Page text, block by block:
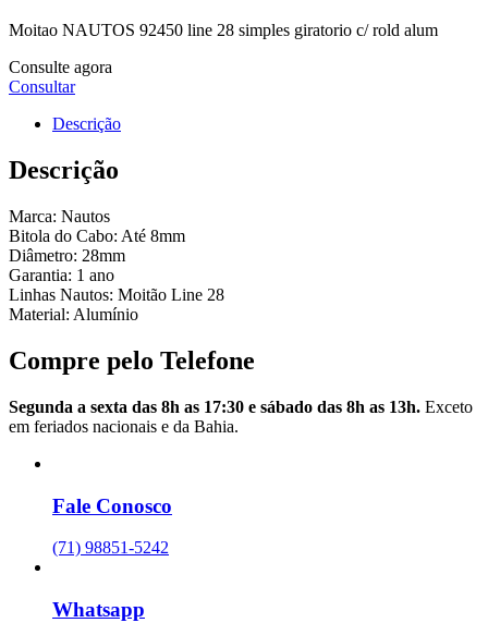
Moitao NAUTOS 92450 line 28 simples giratorio c/ rold alum
Consulte agora
Consultar
Descrição
Descrição
Marca: Nautos
Bitola do Cabo: Até 8mm
Diâmetro: 28mm
Garantia: 1 ano
Linhas Nautos: Moitão Line 28
Material: Alumínio
Compre pelo Telefone
Segunda a sexta das 8h as 17:30 e sábado das 8h as 13h. Exceto
em feriados nacionais e da Bahia.
Fale Conosco
(71) 98851-5242
Whatsapp